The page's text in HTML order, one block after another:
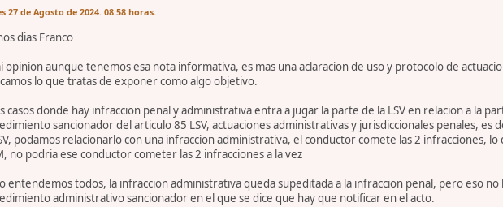
27 de Agosto de 2024. 08:58 horas.
dias Franco
opinion aunque tenemos esa nota informativa, es mas una aclaracion de uso y protocolo de
lo que tratas de exponer como algo objetivo.
casos donde hay infraccion penal y administrativa entra a jugar la parte de la LSV en relacion a la
sancionador del articulo 85 LSV, actuaciones administrativas y jurisdiccionales penales, es
podamos relacionarlo con una infraccion administrativa, el conductor comete las 2 infracciones,
no podria ese conductor cometer las 2 infracciones a la vez
entendemos todos, la infraccion administrativa queda supeditada a la infraccion penal, pero eso
administrativo sancionador en el que se dice que hay que notificar en el acto.